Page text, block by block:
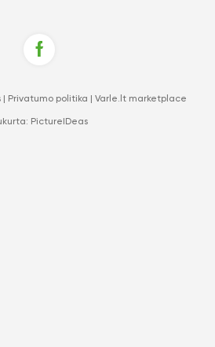
Privatumo politika Varle.lt marketplace
PictureIDeas